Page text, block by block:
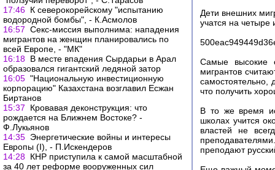
17:46 К северокорейскому "испытанию
водородной бомбы", - К.Асмолов
16:57 Секс-миссия выполнима: нападения
мигрантов на женщин планировались по
всей Европе, - "МК"
16:18 В месте впадения Сырдарьи в Арал
образовался гигантский ледяной затор
16:05 "Национальную инвестиционную
корпорацию" Казахстана возглавил Есжан
Биртанов
15:37
Кровавая деконструкция: что
рождается на Ближнем Востоке? -
Ф.Лукьянов
14:35 Энергетические войны и интересы
Европы (I), - П.Искендеров
14:28 КНР приступила к самой масштабной
за 40 лет реформе вооруженных сил
Дети внешних
учатся на четыре
Самые высокие
мигрантов
самостоятельно,
что получить
В то же время
школах учится
властей не
преподают